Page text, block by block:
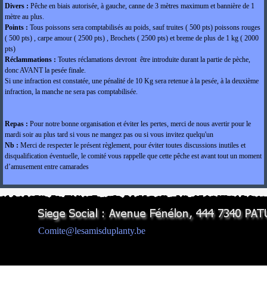
Divers : Pêche en biais autorisée, à gauche, canne de 3 mètres maximum et bannière de 1
mètre au plus.
Points : Tous poissons sera comptabilisés au poids, sauf truites ( 500 pts) poissons rouges
( 500 pts) , carpe amour ( 2500 pts) , Brochets ( 2500 pts) et breme de plus de 1 kg ( 2000
pts)
Réclammations : Toutes réclamations devront être introduite durant la partie de pèche,
donc AVANT la pesée finale.
Si une infraction est constatée, une pénalité de 10 Kg sera retenue à la pesée, à la deuxième
infraction, la manche ne sera pas comptabilisée.
Repas : Pour notre bonne organisation et éviter les pertes, merci de nous avertir pour le
mardi soir au plus tard si vous ne mangez pas ou si vous invitez quelqu'un
Nb : Merci de respecter le présent règlement, pour éviter toutes discussions inutiles et
disqualification éventuelle, le comité vous rappelle que cette pêche est avant tout un moment
d’amusement entre camarades
Comite@lesamisduplanty.be